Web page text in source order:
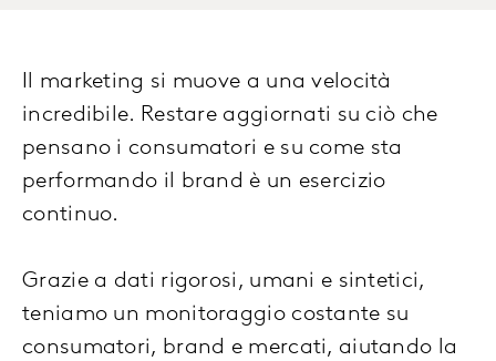
Il marketing si muove a una velocità
incredibile. Restare aggiornati su ciò che
pensano i consumatori e su come sta
performando il brand è un esercizio
continuo.
Grazie a dati rigorosi, umani e sintetici,
teniamo un monitoraggio costante su
consumatori, brand e mercati, aiutando la